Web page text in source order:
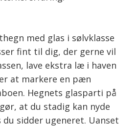
med glas i sølvklasse
fint til dig, der gerne vil
lave ekstra læ i haven
at markere en pæn
Hegnets glasparti på
at du stadig kan nyde
du sidder ugeneret. Uanset